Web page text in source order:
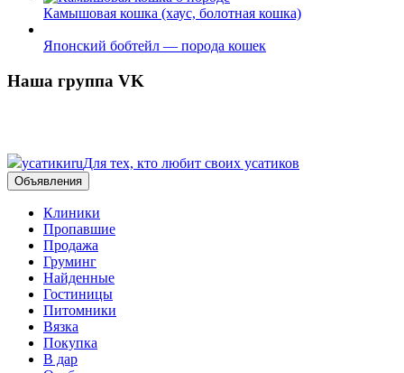
Камышовая кошка (хаус, болотная кошка)
Японский бобтейл — порода кошек
Наша группа VK
усатикиruДля тех, кто любит своих усатиков
Объявления
Клиники
Пропавшие
Продажа
Груминг
Найденные
Гостиницы
Питомники
Вязка
Покупка
В дар